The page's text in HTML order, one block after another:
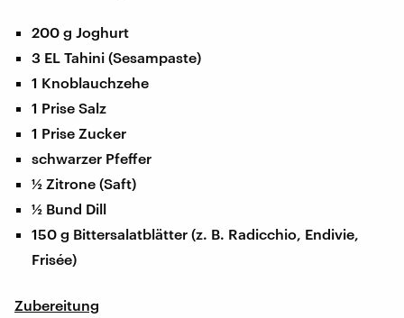
200 g Joghurt
3 EL Tahini (Sesampaste)
1 Knoblauchzehe
1 Prise Salz
1 Prise Zucker
schwarzer Pfeffer
½ Zitrone (Saft)
½ Bund Dill
150 g Bittersalatblätter (z. B. Radicchio, Endivie,
Frisée)
Zubereitung